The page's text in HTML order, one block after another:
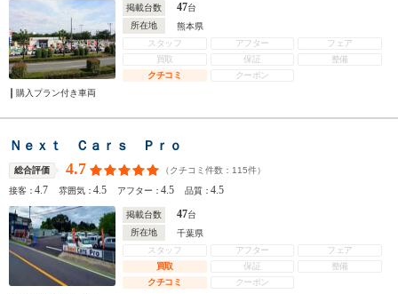
掲載台数 47台
所在地
熊本県
スタッフ
アフター
フェア
買取
保証
整備
クチコミ
クーポン
購入プラン付き車両
Ｎｅｘｔ Ｃａｒｓ Ｐｒｏ
総合評価 4.7 （クチコミ件数： 115件）
接客：4.7 雰囲気：4.5 アフター：4.5 品質：4.5
掲載台数 47台
所在地
千葉県
スタッフ
アフター
フェア
買取
保証
整備
クチコミ
クーポン